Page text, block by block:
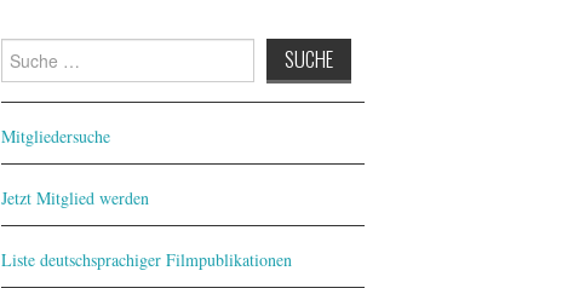
Suche
nach:
Mitgliedersuche
Jetzt Mitglied werden
Liste deutschsprachiger Filmpublikationen